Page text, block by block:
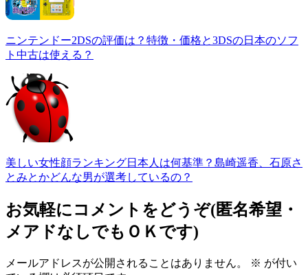
ニンテンドー2DSの評価は？特徴・価格と3DSの日本のソフ
ト中古は使える？
美しい女性顔ランキング日本人は何基準？島崎遥香、石原さ
とみとかどんな男が選考しているの？
お気軽にコメントをどうぞ(匿名希望・
メアドなしでもＯＫです)
メールアドレスが公開されることはありません。 ※ が付い